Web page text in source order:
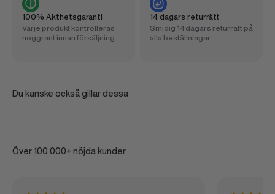
100% Äkthetsgaranti
Varje produkt kontrolleras
noggrant innan försäljning.
14 dagars returrätt
Smidig 14 dagars returrätt på
alla beställningar.
Du kanske också gillar dessa
Över 100 000+ nöjda kunder